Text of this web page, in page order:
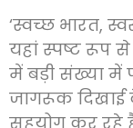
‘स्वच्छ भारत,
यहां स्पष्ट रूप से
में बड़ी संख्या में
जागरूक दिखाई
सहयोग कर रहे